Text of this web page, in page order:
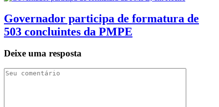
Governador participa de formatura de
503 concluintes da PMPE
Deixe uma resposta